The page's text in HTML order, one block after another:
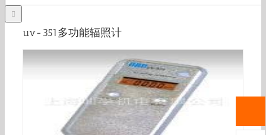
uv-351多功能辐照计
uv-351多功能辐照计_现货ORCUV-351多功能辐照